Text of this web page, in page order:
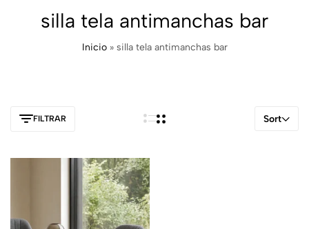
silla tela antimanchas bar
Inicio» silla tela antimanchas bar
FILTRAR Sort